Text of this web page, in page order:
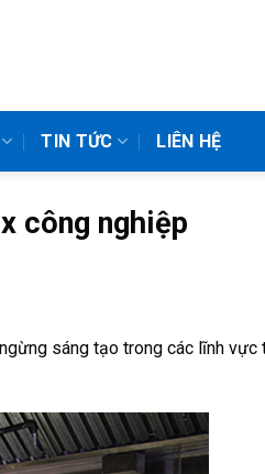
TIN TỨC LIÊN HỆ
công nghiệp
sáng tạo trong các lĩnh vực